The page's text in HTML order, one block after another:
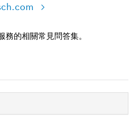
的相關常見問答集。